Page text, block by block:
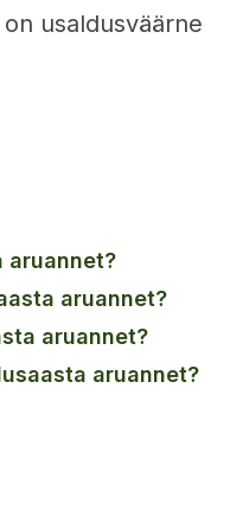
usaldusväärne
aruannet?
aruannet?
aruannet?
aruannet?